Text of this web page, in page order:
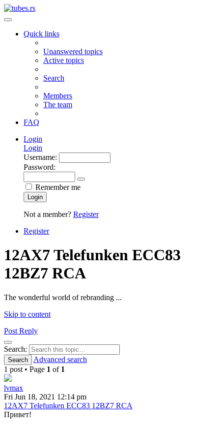
Quick links
Unanswered topics
Active topics
Search
Members
The team
FAQ
Login
Login
Username:
Password:
Remember me
Login
Not a member? Register
Register
12AX7 Telefunken ECC83
12BZ7 RCA
The wonderful world of rebranding ...
Skip to content
Post Reply
Search
Search:
Search
Advanced search
1 post • Page 1 of 1
lvmax
Fri Jun 18, 2021 12:14 pm
12AX7 Telefunken ECC83 12BZ7 RCA
Привет!